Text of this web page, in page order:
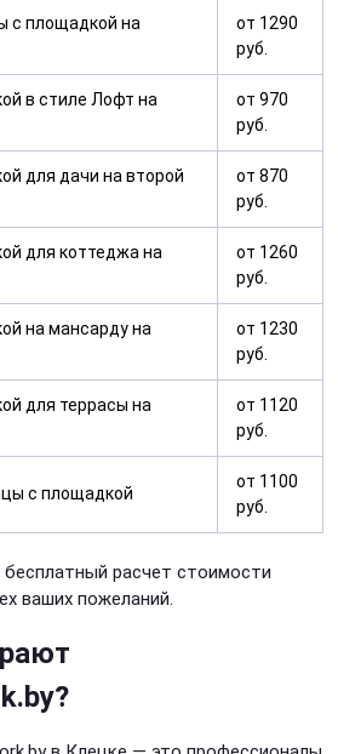
с площадкой на
от 1290
руб.
в стиле Лофт на
от 970
руб.
для дачи на второй
от 870
руб.
для коттеджа на
от 1260
руб.
на мансарду на
от 1230
руб.
для террасы на
от 1120
руб.
с площадкой
от 1100
руб.
расчет стоимости
ваших пожеланий.